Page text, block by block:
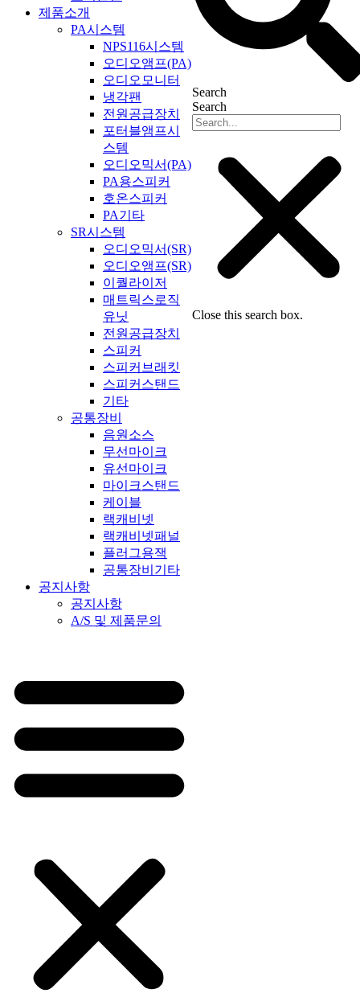
제품소개
PA시스템
NPS116시스템
오디오앰프(PA)
오디오모니터
냉각팬
전원공급장치
포터블앰프시
스템
오디오믹서(PA)
PA용스피커
호온스피커
PA기타
SR시스템
오디오믹서(SR)
오디오앰프(SR)
이퀄라이저
매트릭스로직
유닛
전원공급장치
스피커
스피커브래킷
스피커스탠드
기타
공통장비
음원소스
무선마이크
유선마이크
마이크스탠드
케이블
랙캐비넷
랙캐비넷패널
플러그용잭
공통장비기타
공지사항
공지사항
A/S 및 제품문의
Search
Search
Close this search box.